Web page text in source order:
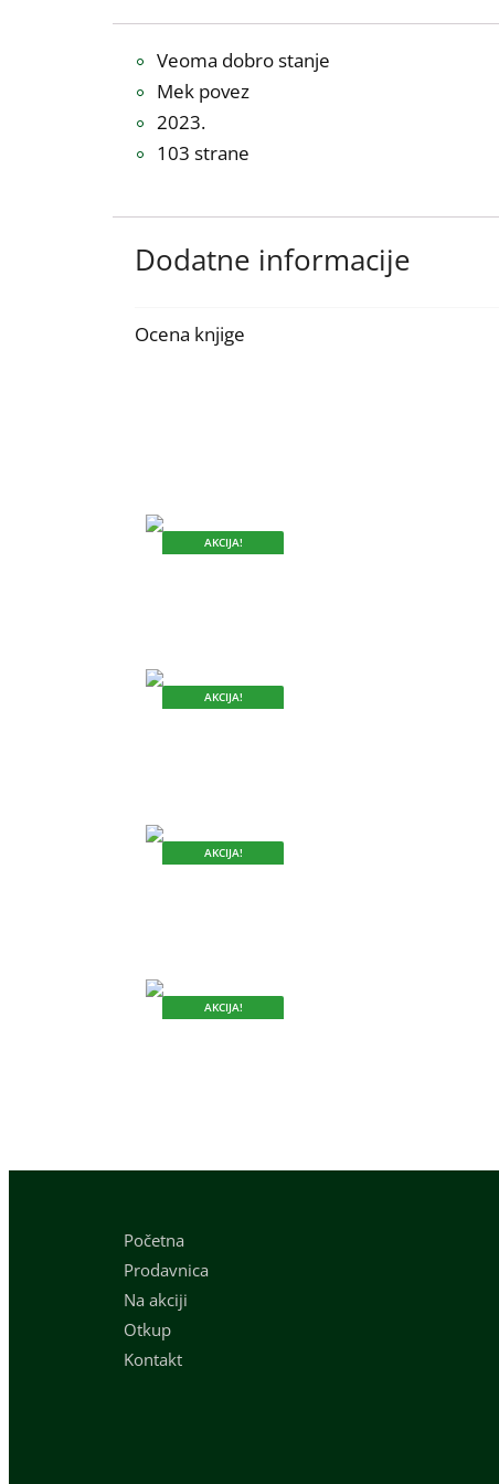
Veoma dobro stanje
Mek povez
2023.
103 strane
Dodatne informacije
Ocena knjige
AKCIJA!
AKCIJA!
AKCIJA!
AKCIJA!
Početna
Prodavnica
Na akciji
Otkup
Kontakt